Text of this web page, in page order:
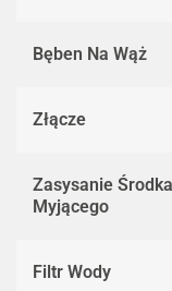
Bęben Na Wąż
Złącze
Zasysanie Środka
Myjącego
Filtr Wody